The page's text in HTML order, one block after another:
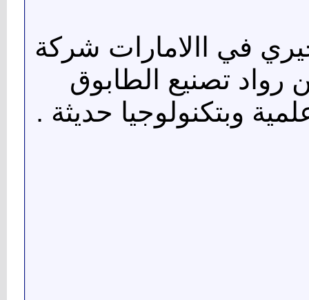
في االامارات شركة
رواد تصنيع الطابوق
وبتكنولوجيا حديثة .